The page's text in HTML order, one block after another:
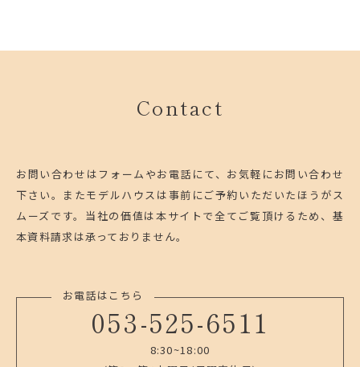
Contact
お問い合わせはフォームやお電話にて、お気軽にお問い合わせ
下さい。 またモデルハウスは事前にご予約いただいたほうがス
ムーズです。 当社の価値は本サイトで全てご覧頂けるため、基
本資料請求は承っておりません。
お電話はこちら
053-525-6511
8:30~18:00